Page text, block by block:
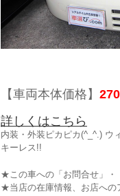
【車両本体価格】
詳しくはこちら
内装・外装ピカピカ(^_^.) ウ
キーレス!!
★この車への「お問合せ」・
★当店の在庫情報、お店への